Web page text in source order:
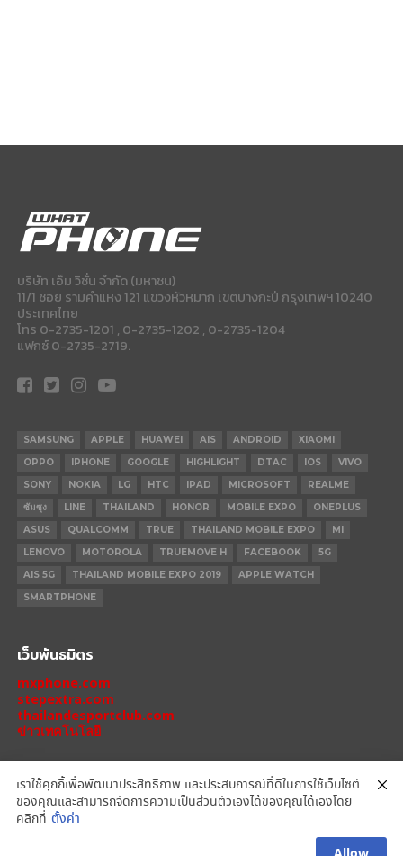
บริษัท เอ็ม วิชั่น จำกัด (มหาชน)
11/1 ซอย รามคำแหง 121 แขวงหัวหมาก เขตบางกะปี กรุงเทพฯ 10240
ประเทศไทย
โทร 0-2735-1201 , 0-2735-1202 , 0-2735-1204
แฟกซ์ 0-2735-2719.
SAMSUNG APPLE HUAWEI AIS ANDROID
XIAOMI
OPPO
IPHONE GOOGLE HIGHLIGHT DTAC IOS
VIVO
SONY
NOKIA LG HTC IPAD MICROSOFT
REALME
ซัมซุง
LINE THAILAND HONOR MOBILE EXPO
ONEPLUS
ASUS
QUALCOMM TRUE THAILAND MOBILE EXPO
MI
LENOVO
MOTOROLA TRUEMOVE H FACEBOOK
5G
AIS 5G
THAILAND MOBILE EXPO 2019
APPLE WATCH
SMARTPHONE
เว็บพันธมิตร
mxphone.com
stepextra.com
thailandesportclub.com
ข่าวเทคโนโลยี
IPHONE 14 PRO
REDMI
เราใช้คุกกี้เพื่อพัฒนาประสิทธิภาพ และประสบการณ์ที่ดีในการใช้เว็บไซต์
ของคุณและสามารถจัดการความเป็นส่วนตัวเองได้ของคุณได้เองโดย
คลิกที่ ตั้งค่า